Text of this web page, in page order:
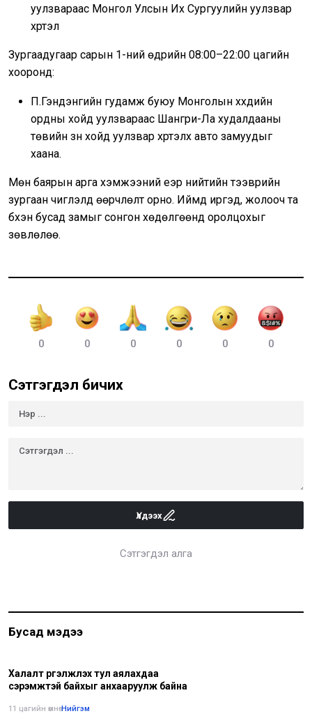
уулзвараас Монгол Улсын Их Сургуулийн уулзвар
хүртэл
Зургаадугаар сарын 1-ний өдрийн 08:00–22:00 цагийн
хооронд:
П.Гэндэнгийн гудамж буюу Монголын хүүхдийн
ордны хойд уулзвараас Шангри-Ла худалдааны
төвийн зүүн хойд уулзвар хүртэлх авто замуудыг
хаана.
Мөн баярын арга хэмжээний үеэр нийтийн тээврийн
зургаан чиглэлд өөрчлөлт орно. Иймд иргэд, жолооч та
бүхэн бусад замыг сонгон хөдөлгөөнд оролцохыг
зөвлөлөө.
0 0 0 0 0 0
Сэтгэгдэл бичих
Үлдээх
Сэтгэгдэл алга
Бусад мэдээ
Халалт үргэлжлэх тул аялахдаа
сэрэмжтэй байхыг анхааруулж байна
11 цагийн өмнө•Нийгэм